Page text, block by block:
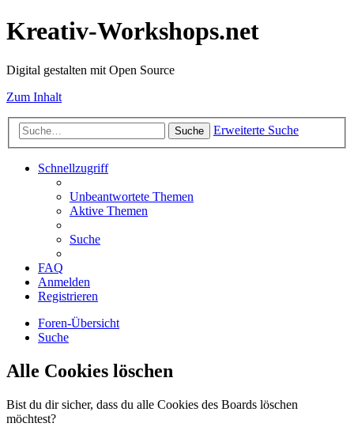
Kreativ-Workshops.net
Digital gestalten mit Open Source
Zum Inhalt
Suche Erweiterte Suche
Schnellzugriff
Unbeantwortete Themen
Aktive Themen
Suche
FAQ
Anmelden
Registrieren
Foren-Übersicht
Suche
Alle Cookies löschen
Bist du dir sicher, dass du alle Cookies des Boards löschen
möchtest?